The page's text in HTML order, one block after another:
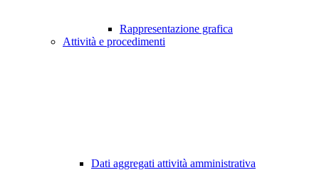
Rappresentazione grafica
Attività e procedimenti
Dati aggregati attività amministrativa